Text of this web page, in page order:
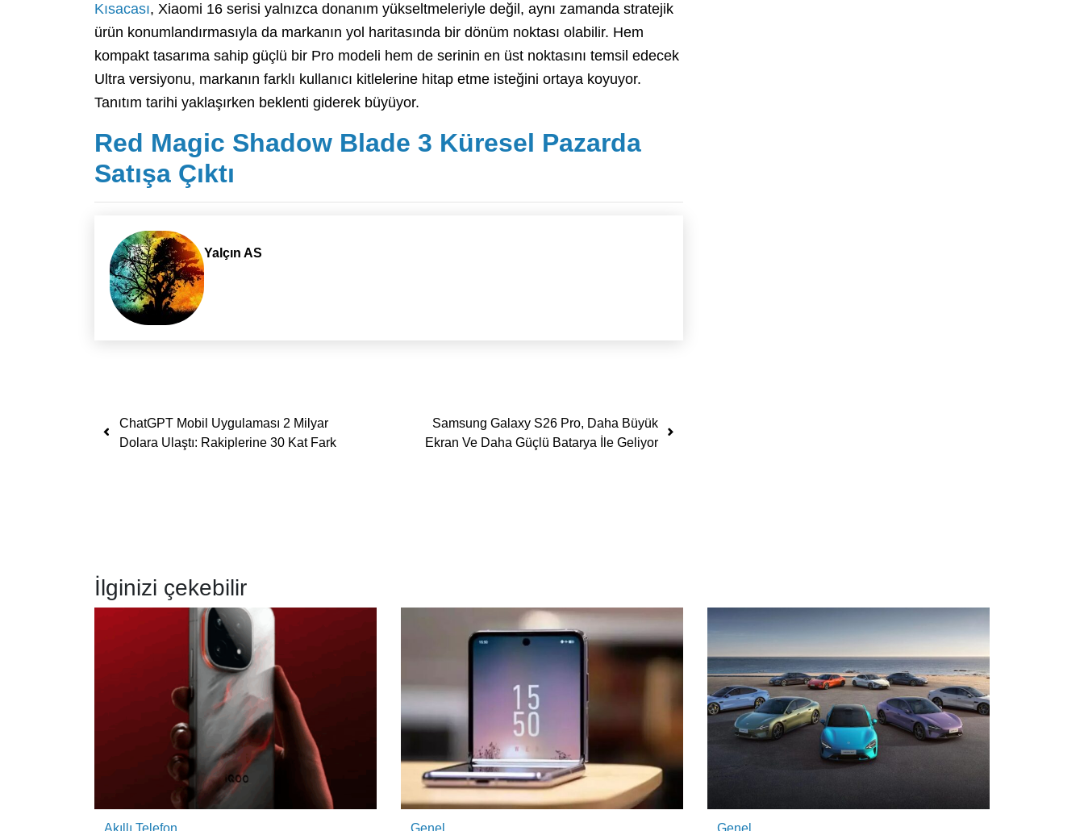
Kısacası, Xiaomi 16 serisi yalnızca donanım yükseltmeleriyle değil, aynı zamanda stratejik
ürün konumlandırmasıyla da markanın yol haritasında bir dönüm noktası olabilir. Hem
kompakt tasarıma sahip güçlü bir Pro modeli hem de serinin en üst noktasını temsil edecek
Ultra versiyonu, markanın farklı kullanıcı kitlelerine hitap etme isteğini ortaya koyuyor.
Tanıtım tarihi yaklaşırken beklenti giderek büyüyor.
Red Magic Shadow Blade 3 Küresel Pazarda
Satışa Çıktı
Yalçın AS
Yazı dolaşımı
ChatGPT Mobil Uygulaması 2 Milyar
Dolara Ulaştı: Rakiplerine 30 Kat Fark
Samsung Galaxy S26 Pro, Daha Büyük
Ekran Ve Daha Güçlü Batarya İle Geliyor
İlginizi çekebilir